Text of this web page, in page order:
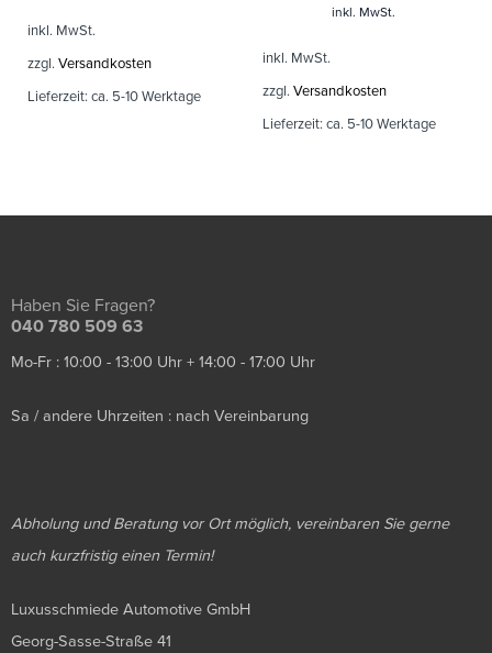
inkl. MwSt.
zzgl. Versandkosten
Lieferzeit: ca. 5-10 Werktage
inkl. MwSt.
inkl. MwSt.
zzgl. Versandkosten
Lieferzeit: ca. 5-10 Werktage
Haben Sie Fragen?
040 780 509 63
Mo-Fr : 10:00 - 13:00 Uhr + 14:00 - 17:00 Uhr
Sa / andere Uhrzeiten : nach Vereinbarung
Abholung und Beratung vor Ort möglich, vereinbaren Sie gerne
auch kurzfristig einen Termin!
Luxusschmiede Automotive GmbH
Georg-Sasse-Straße 41